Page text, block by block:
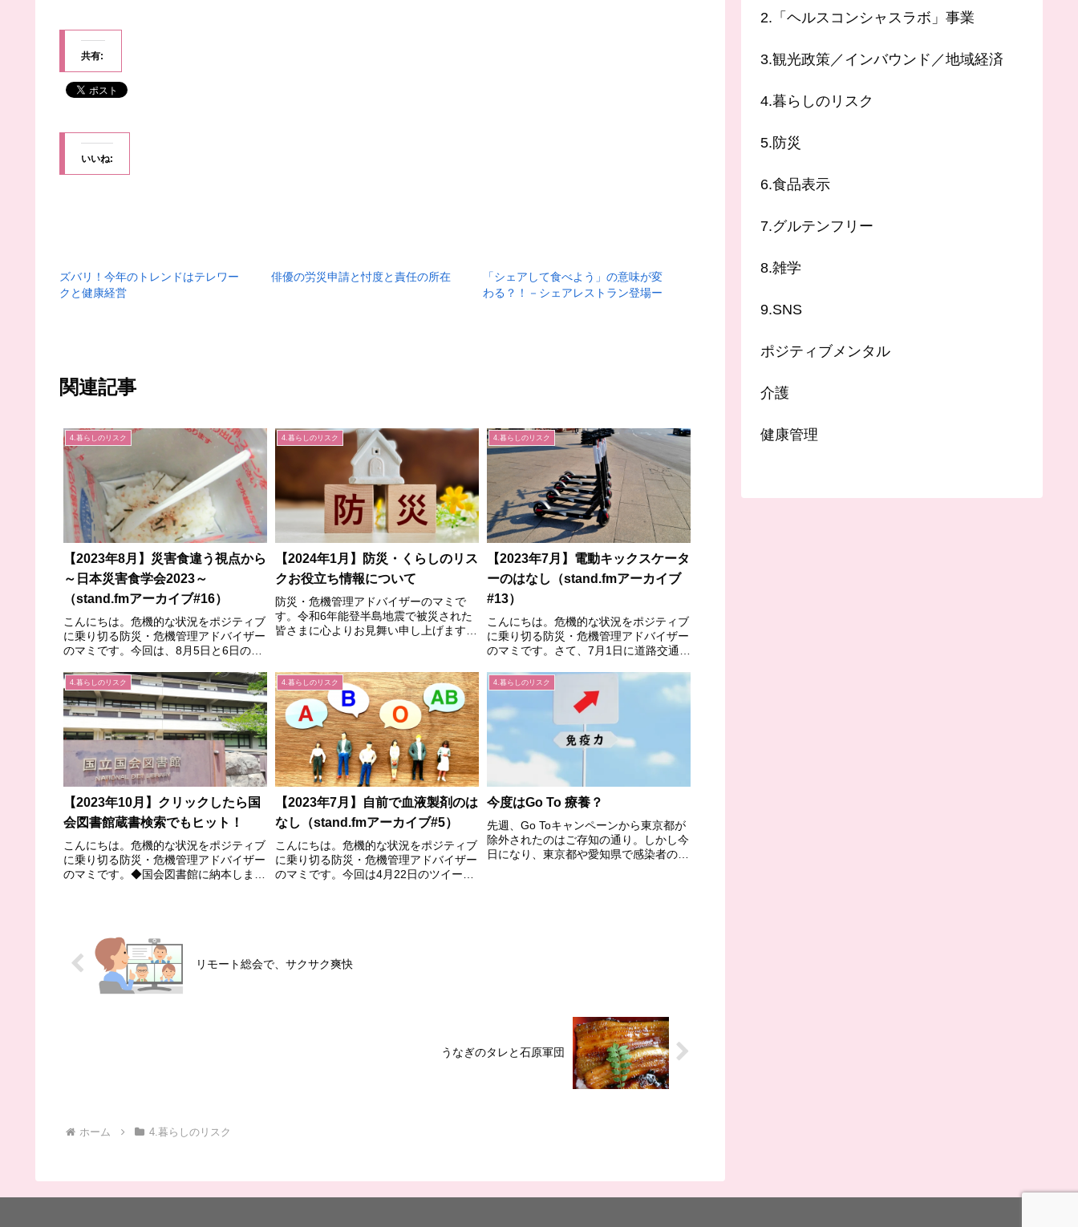
共有:
いいね:
ズバリ！今年のトレンドはテレワー
クと健康経営
俳優の労災申請と忖度と責任の所在
「シェアして食べよう」の意味が変
わる？！－シェアレストラン登場ー
関連記事
4.暮らしのリスク
【2023年8月】災害食違う視点から
～日本災害食学会2023～
（stand.fmアーカイブ#16）
こんにちは。危機的な状況をポジティブ
に乗り切る防災・危機管理アドバイザー
のマミです。今回は、8月5日と6日の2
会の個人的感想について書いてみようと
思います。参考ツイート告知だったんで
すが、2023年8月5...
4.暮らしのリスク
【2024年1月】防災・くらしのリス
クお役立ち情報について
防災・危機管理アドバイザーのマミで
す。令和6年能登半島地震で被災された
皆さまに心よりお見舞い申し上げます。
とめします。【政府関連】政府系
X（Twitter）⇒クリック内...
4.暮らしのリスク
【2023年7月】電動キックスケータ
ーのはなし（stand.fmアーカイブ
#13）
こんにちは。危機的な状況をポジティブ
に乗り切る防災・危機管理アドバイザー
のマミです。さて、7月1日に道路交通法
に私のツイートで絵解きで説明していま
す。さらに、7月の改正時期にもう一
度、この法律の改正点につ...
4.暮らしのリスク
【2023年10月】クリックしたら国
会図書館蔵書検索でもヒット！
こんにちは。危機的な状況をポジティブ
に乗り切る防災・危機管理アドバイザー
のマミです。◆国会図書館に納本しまし
4.暮らしのリスク
【2023年7月】自前で血液製剤のは
なし（stand.fmアーカイブ#5）
こんにちは。危機的な状況をポジティブ
に乗り切る防災・危機管理アドバイザー
のマミです。今回は4月22日のツイート
4.暮らしのリスク
今度はGo To 療養？
先週、Go Toキャンペーンから東京都が
除外されたのはご存知の通り。しかし今
日になり、東京都や愛知県で感染者の軽
リモート総会で、サクサク爽快
うなぎのタレと石原軍団
ホーム 4.暮らしのリスク
2.「ヘルスコンシャスラボ」事業
3.観光政策／インバウンド／地域経済
4.暮らしのリスク
5.防災
6.食品表示
7.グルテンフリー
8.雑学
9.SNS
ポジティブメンタル
介護
健康管理